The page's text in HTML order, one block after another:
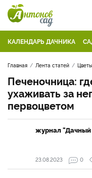
КАЛЕНДАРЬ ДАЧНИКА
Главная Лента статей Цветы
Печеночница:
ухаживать за
первоцветом
журнал "Дачный
23.08.2023
0